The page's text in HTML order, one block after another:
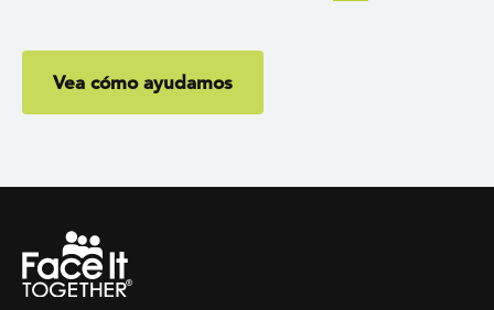
Vea cómo ayudamos